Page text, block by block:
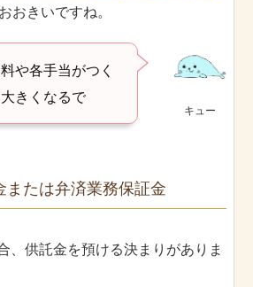
おきいですね。
キュー
や各手当がつく
きくなるで
または弁済業務保証金
、供託金を預ける決まりがありま